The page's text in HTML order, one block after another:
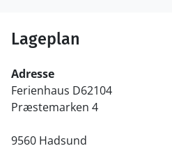
Lageplan
Adresse
Ferienhaus D62104
Præstemarken 4
9560 Hadsund